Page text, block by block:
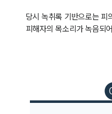
당시 녹취록 기반으로는 피
피해자의 목소리가 녹음되